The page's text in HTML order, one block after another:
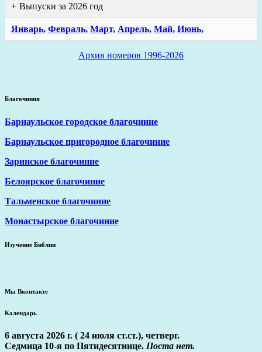
Выпуски за 2026 год
Январь, Февраль, Март, Апрель, Май, Июнь,
Архив номеров 1996-2026
Благочиния
Барнаульское городское благочиние
Барнаульское пригородное благочиние
Заринское благочиние
Белоярское благочиние
Тальменское благочиние
Монастырское благочиние
Изучение Библии
Мы Вконтакте
Календарь
6 августа 2026 г. ( 24 июля ст.ст.), четверг.
Седмица 10-я по Пятидесятнице. Поста нет.